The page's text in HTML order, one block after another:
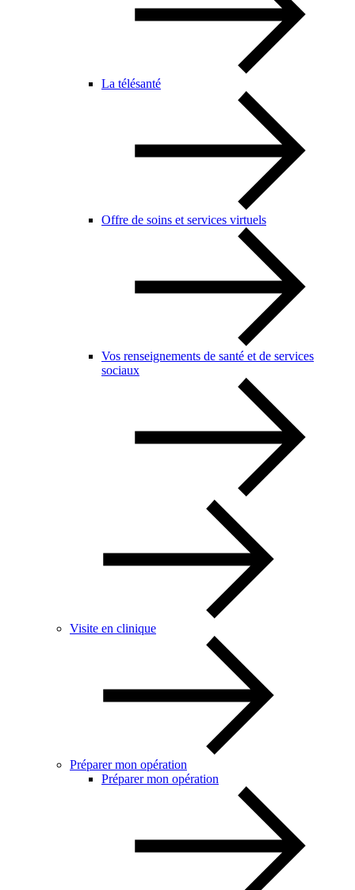
La télésanté
Offre de soins et services virtuels
Vos renseignements de santé et de services
sociaux
Visite en clinique
Préparer mon opération
Préparer mon opération